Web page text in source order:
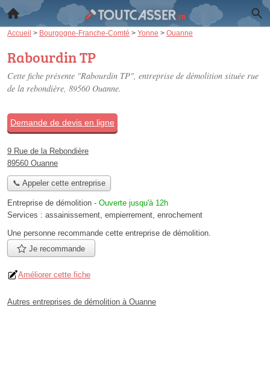
Accueil > Bourgogne-Franche-Comté > Yonne > Ouanne
Rabourdin TP
Cette fiche présente "Rabourdin TP", entreprise de démolition située rue
de la rebondière, 89560 Ouanne.
Demande de devis en ligne
9 Rue de la Rebondière
89560 Ouanne
📞 Appeler cette entreprise
Entreprise de démolition - Ouverte jusqu'à 12h
Services : assainissement, empierrement, enrochement
Une personne recommande cette entreprise de démolition.
Je recommande
Améliorer cette fiche
Autres entreprises de démolition à Ouanne